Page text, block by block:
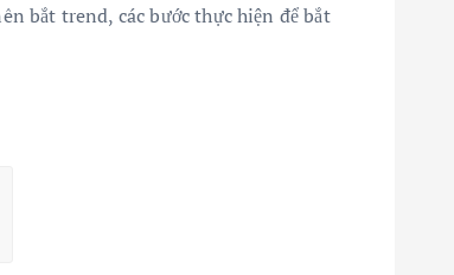
bắt trend, các bước thực hiện để bắt